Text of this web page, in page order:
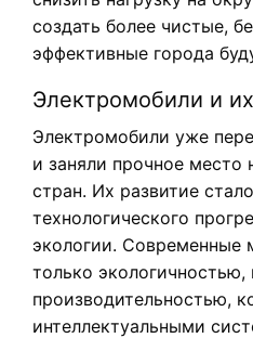
создать более чистые,
эффективные города
Электромобили и
Электромобили уже
и заняли прочное место
стран. Их развитие
технологического
экологии. Современные
только
производительностью,
интеллектуальными